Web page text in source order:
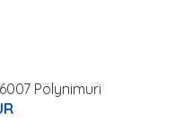
Pölynimuri